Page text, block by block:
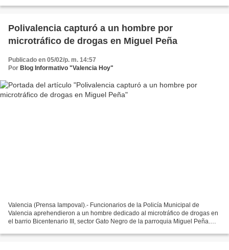
Polivalencia capturó a un hombre por
microtráfico de drogas en Miguel Peña
Publicado en 05/02/p. m. 14:57
Por Blog Informativo "Valencia Hoy"
Valencia (Prensa Iampoval).- Funcionarios de la Policía Municipal de
Valencia aprehendieron a un hombre dedicado al microtráfico de drogas en
el barrio Bicentenario III, sector Gato Negro de la parroquia Miguel Peña.